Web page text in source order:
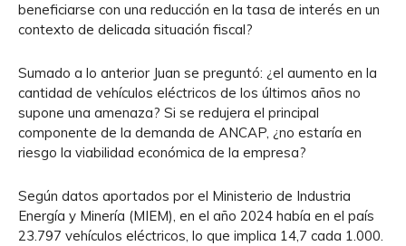
beneficiarse con una reducción en la tasa de interés en un
contexto de delicada situación fiscal?
Sumado a lo anterior Juan se preguntó: ¿el aumento en la
cantidad de vehículos eléctricos de los últimos años no
supone una amenaza? Si se redujera el principal
componente de la demanda de ANCAP, ¿no estaría en
riesgo la viabilidad económica de la empresa?
Según datos aportados por el Ministerio de Industria
Energía y Minería (MIEM), en el año 2024 había en el país
23.797 vehículos eléctricos, lo que implica 14,7 cada 1.000.